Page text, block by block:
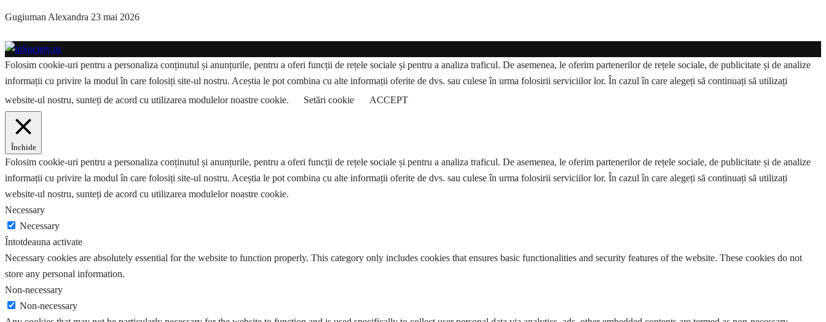
Gugiuman Alexandra 23 mai 2026
Folosim cookie-uri pentru a personaliza conținutul și anunțurile, pentru a oferi funcții de rețele sociale și pentru a analiza traficul. De asemenea, le oferim partenerilor de rețele sociale, de publicitate și de analize
informații cu privire la modul în care folosiți site-ul nostru. Aceștia le pot combina cu alte informații oferite de dvs. sau culese în urma folosirii serviciilor lor. În cazul în care alegeți să continuați să utilizați
website-ul nostru, sunteți de acord cu utilizarea modulelor noastre cookie.
Setări cookie ACCEPT
Închide
Folosim cookie-uri pentru a personaliza conținutul și anunțurile, pentru a oferi funcții de rețele sociale și pentru a analiza traficul. De asemenea, le oferim partenerilor de rețele sociale, de publicitate și de analize
informații cu privire la modul în care folosiți site-ul nostru. Aceștia le pot combina cu alte informații oferite de dvs. sau culese în urma folosirii serviciilor lor. În cazul în care alegeți să continuați să utilizați
website-ul nostru, sunteți de acord cu utilizarea modulelor noastre cookie.
Necessary
Necessary
Întotdeauna activate
Necessary cookies are absolutely essential for the website to function properly. This category only includes cookies that ensures basic functionalities and security features of the website. These cookies do not
store any personal information.
Non-necessary
Non-necessary